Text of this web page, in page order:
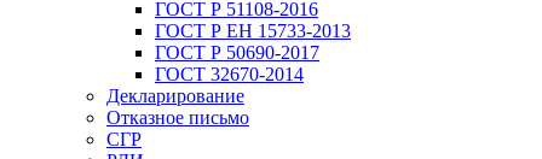
ГОСТ Р 51108-2016
ГОСТ Р ЕН 15733-2013
ГОСТ Р 50690-2017
ГОСТ 32670-2014
Декларирование
Отказное письмо
СГР